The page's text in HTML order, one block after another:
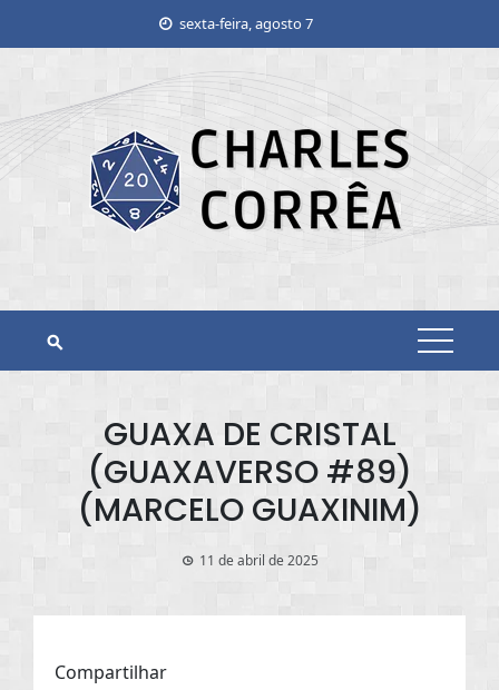
sexta-feira, agosto 7
GUAXA DE CRISTAL
(GUAXAVERSO #89)
(MARCELO GUAXINIM)
11 de abril de 2025
Compartilhar